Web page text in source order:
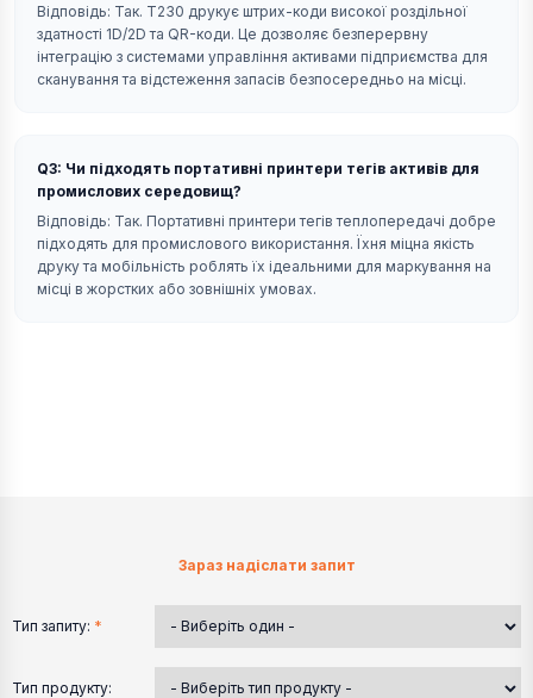
Відповідь: Так. T230 друкує штрих-коди високої роздільної
здатності 1D/2D та QR-коди. Це дозволяє безперервну
інтеграцію з системами управління активами підприємства для
сканування та відстеження запасів безпосередньо на місці.
Q3: Чи підходять портативні принтери тегів активів для
промислових середовищ?
Відповідь: Так. Портативні принтери тегів теплопередачі добре
підходять для промислового використання. Їхня міцна якість
друку та мобільність роблять їх ідеальними для маркування на
місці в жорстких або зовнішніх умовах.
Зараз надіслати запит
Тип запиту: *
Тип продукту: